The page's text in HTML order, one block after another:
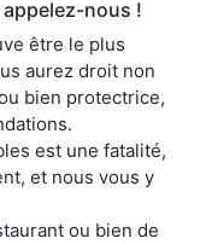
nous !
être le plus
aurez droit non
bien protectrice,
est une fatalité,
et nous vous y
ou bien de